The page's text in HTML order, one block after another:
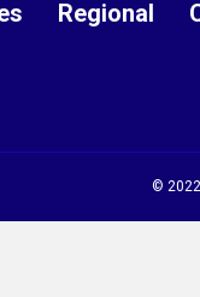
Regional
©